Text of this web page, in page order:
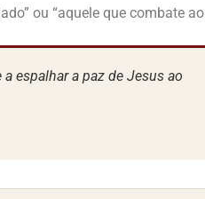
ou “aquele que combate ao
espalhar a paz de Jesus ao